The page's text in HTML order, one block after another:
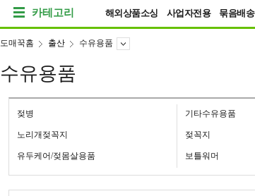
카테고리 해외상품소싱 사업자전용 묶음배송
도매꾹홈 출산 수유용품
수유용품
젖병 기타수유용품
노리개젖꼭지 젖꼭지
유두케어/젖몸살용품 보틀워머